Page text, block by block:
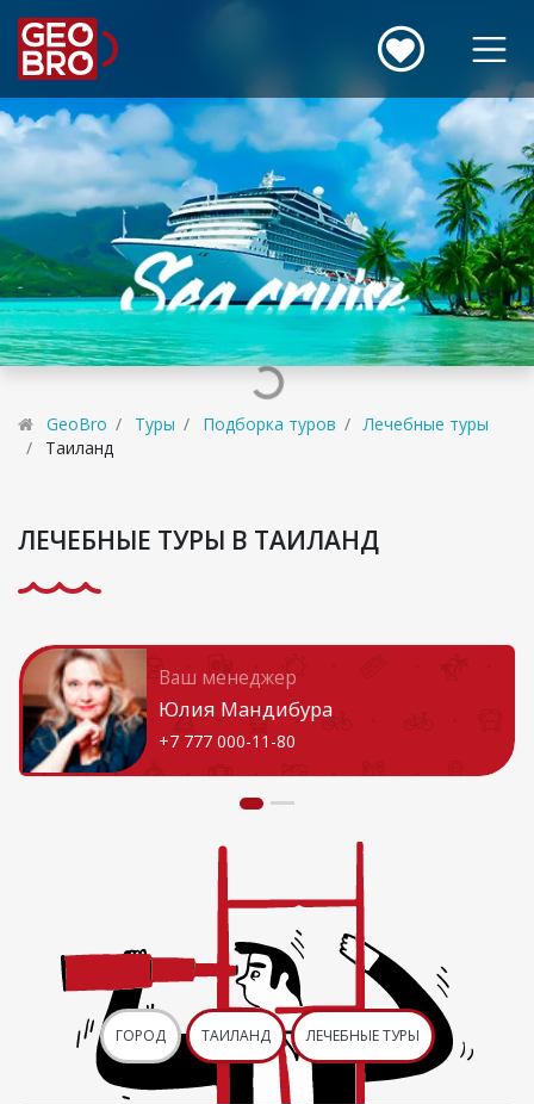
GeoBro Туры Подборка туров
Лечебные туры
Таиланд
ЛЕЧЕБНЫЕ ТУРЫ В ТАИЛАНД
Ваш менеджер
Юлия Мандибура
+7 777 000-11-80
ГОРОД ТАИЛАНД ЛЕЧЕБНЫЕ ТУРЫ